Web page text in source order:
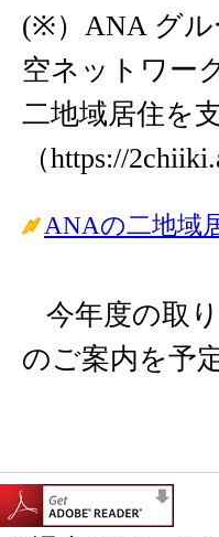
(※）ANA グル
空ネットワー
二地域居住を
（https://
ANAの二地域
今年度の取
のご案内を予